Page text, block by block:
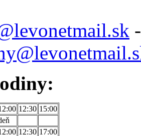
12:30 15:00
12:30 17:00